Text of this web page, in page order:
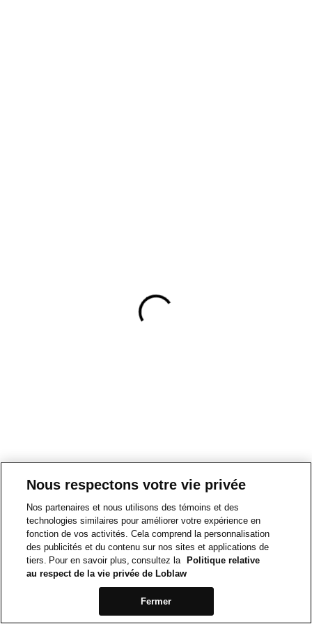
Nous respectons votre vie privée
Nos partenaires et nous utilisons des témoins et des
technologies similaires pour améliorer votre expérience en
fonction de vos activités. Cela comprend la personnalisation
des publicités et du contenu sur nos sites et applications de
tiers. Pour en savoir plus, consultez la
Politique relative
au respect de la vie privée de Loblaw
Fermer